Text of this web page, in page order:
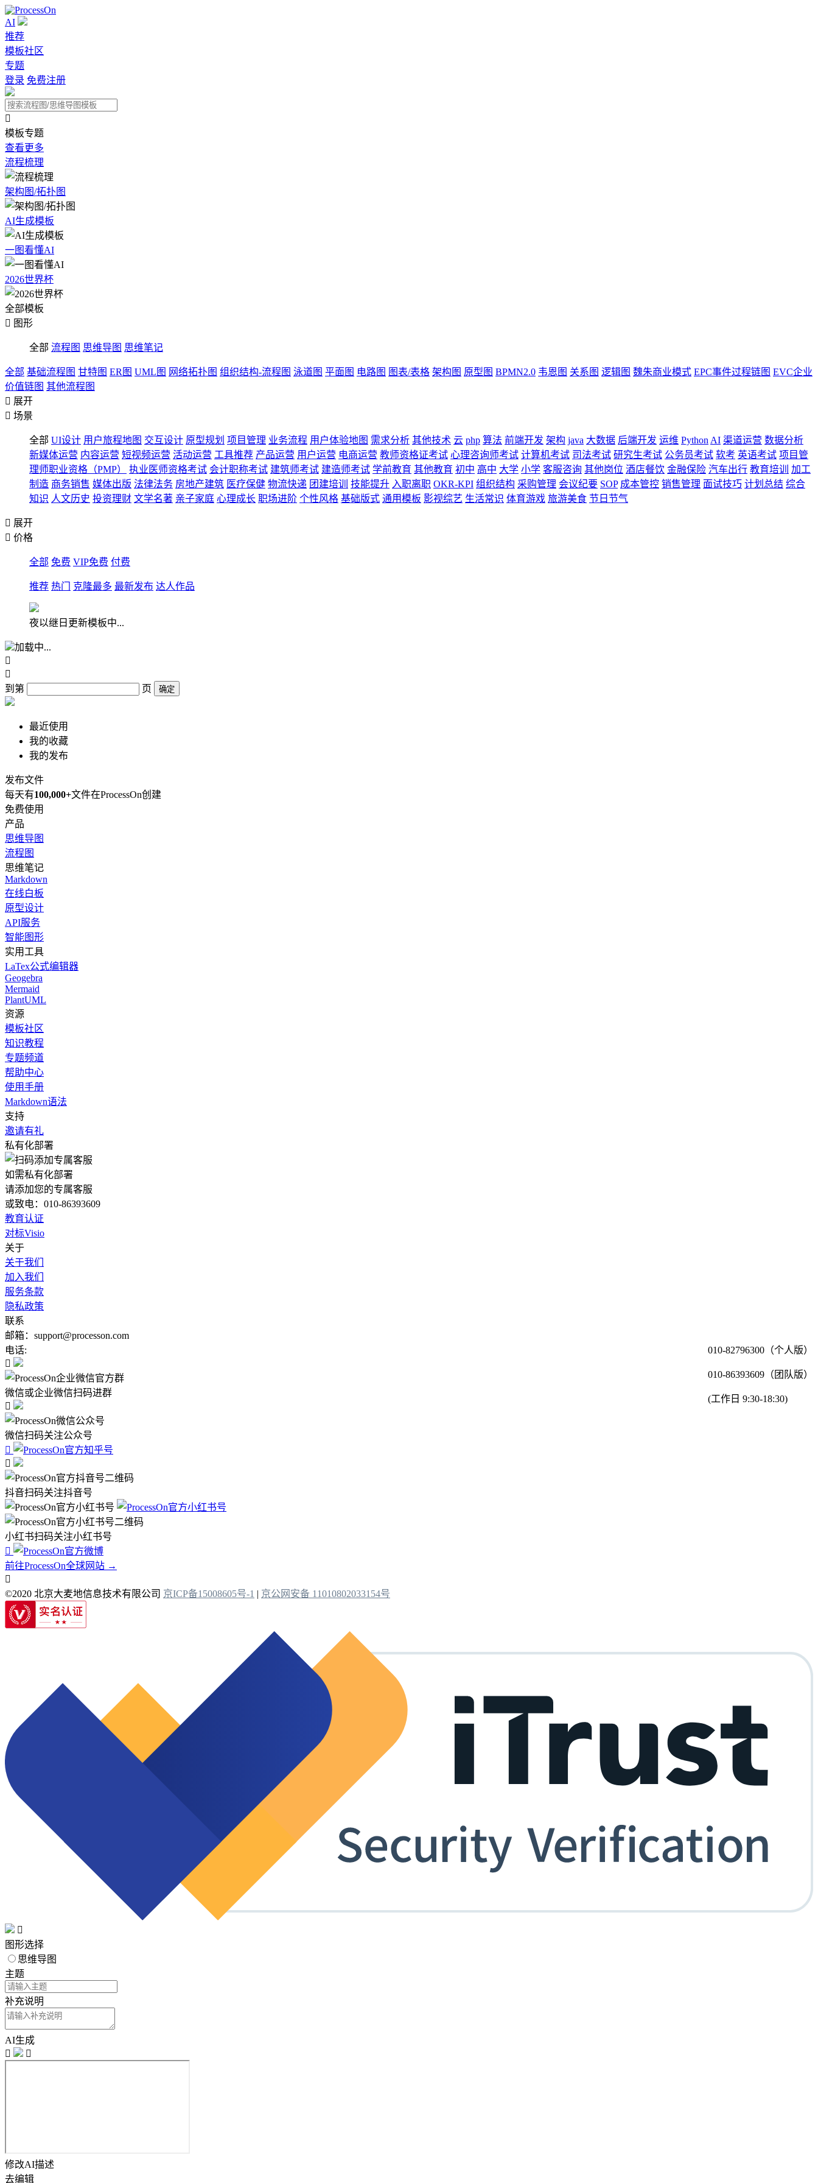
AI
推荐
模板社区
专题
登录 免费注册

模板专题
查看更多
流程梳理
架构图/拓扑图
AI生成模板
一图看懂AI
2026世界杯
全部模板
 图形
全部 流程图 思维导图 思维笔记
全部 基础流程图 甘特图 ER图 UML图 网络拓扑图 组织结构-流程图 泳道图 平面图 电路图 图表/表格 架构图 原型图 BPMN2.0 韦恩图 关系图 逻辑图 魏朱商业模式 EPC事件过程链图 EVC企业
价值链图 其他流程图
 展开
 场景
全部 UI设计 用户旅程地图 交互设计 原型规划 项目管理 业务流程 用户体验地图 需求分析 其他技术 云 php 算法 前端开发 架构 java 大数据 后端开发 运维 Python AI 渠道运营 数据分析
新媒体运营 内容运营 短视频运营 活动运营 工具推荐 产品运营 用户运营 电商运营 教师资格证考试 心理咨询师考试 计算机考试 司法考试 研究生考试 公务员考试 软考 英语考试 项目管
理师职业资格（PMP）
执业医师资格考试 会计职称考试 建筑师考试 建造师考试 学前教育 其他教育 初中 高中 大学 小学 客服咨询 其他岗位 酒店餐饮 金融保险 汽车出行 教育培训
加工
制造 商务销售 媒体出版 法律法务 房地产建筑 医疗保健 物流快递 团建培训 技能提升 入职离职 OKR-KPI 组织结构 采购管理 会议纪要 SOP 成本管控 销售管理 面试技巧 计划总结 综合
知识 人文历史 投资理财 文学名著 亲子家庭 心理成长 职场进阶 个性风格 基础版式 通用模板 影视综艺 生活常识 体育游戏 旅游美食 节日节气
 展开
 价格
全部 免费 VIP免费 付费
推荐 热门 克隆最多 最新发布 达人作品
夜以继日更新模板中...
加载中...


到第
页 确定
最近使用
我的收藏
我的发布
发布文件
每天有100,000+文件在ProcessOn创建
免费使用
产品
思维导图
流程图
思维笔记
Markdown
在线白板
原型设计
API服务
智能图形
实用工具
LaTex公式编辑器
Geogebra
Mermaid
PlantUML
资源
模板社区
知识教程
专题频道
帮助中心
使用手册
Markdown语法
支持
邀请有礼
私有化部署
如需私有化部署
请添加您的专属客服
或致电：010-86393609
教育认证
对标Visio
关于
关于我们
加入我们
服务条款
隐私政策
联系
邮箱：support@processon.com
电话:
010-82796300（个人版）
010-86393609（团队版）
(工作日 9:30-18:30)

微信或企业微信扫码进群

微信扫码关注公众号


抖音扫码关注抖音号
小红书扫码关注小红书号

前往ProcessOn全球网站 →

©2020 北京大麦地信息技术有限公司 京ICP备15008605号-1 | 京公网安备 11010802033154号

图形选择
思维导图
主题
补充说明
AI生成


修改AI描述
去编辑